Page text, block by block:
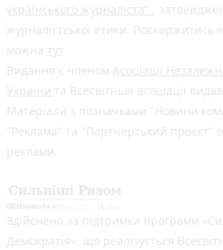
українського журналіста" ,
журналістської етики. Поскаржитись
можна тут
Видання є членом Асоціації
України та Всесвітньої асоціації
Матеріали з позначками "Новини
"Реклама" та "Партнерський проєкт"
реклами.
Здійснено за підтримки програми
Демократія», що реалізується